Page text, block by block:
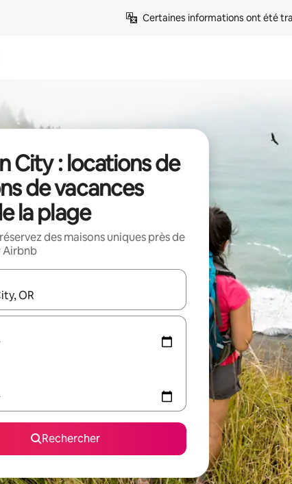
Certaines informations ont été
City : locations de
de vacances
la plage
des maisons uniques près de
Airbnb
résultats s'affichent, utilisez les flèches vers le haut et vers le
Rechercher